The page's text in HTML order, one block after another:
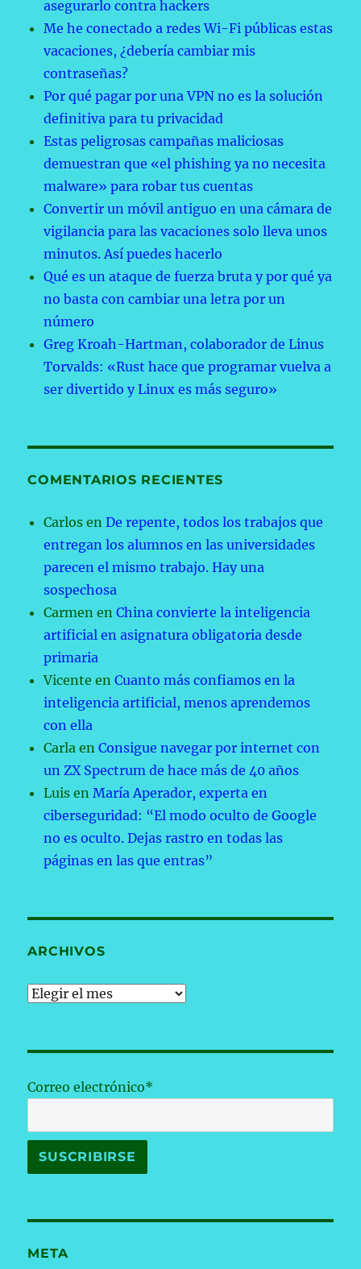
asegurarlo contra hackers
Me he conectado a redes Wi-Fi públicas estas
vacaciones, ¿debería cambiar mis
contraseñas?
Por qué pagar por una VPN no es la solución
definitiva para tu privacidad
Estas peligrosas campañas maliciosas
demuestran que «el phishing ya no necesita
malware» para robar tus cuentas
Convertir un móvil antiguo en una cámara de
vigilancia para las vacaciones solo lleva unos
minutos. Así puedes hacerlo
Qué es un ataque de fuerza bruta y por qué ya
no basta con cambiar una letra por un
número
Greg Kroah-Hartman, colaborador de Linus
Torvalds: «Rust hace que programar vuelva a
ser divertido y Linux es más seguro»
COMENTARIOS RECIENTES
Carlos enDe repente, todos los trabajos que
entregan los alumnos en las universidades
parecen el mismo trabajo. Hay una
sospechosa
Carmen enChina convierte la inteligencia
artificial en asignatura obligatoria desde
primaria
Vicente enCuanto más confiamos en la
inteligencia artificial, menos aprendemos
con ella
Carla enConsigue navegar por internet con
un ZX Spectrum de hace más de 40 años
Luis enMaría Aperador, experta en
ciberseguridad: “El modo oculto de Google
no es oculto. Dejas rastro en todas las
páginas en las que entras”
ARCHIVOS
Archivos
Correo electrónico*
META